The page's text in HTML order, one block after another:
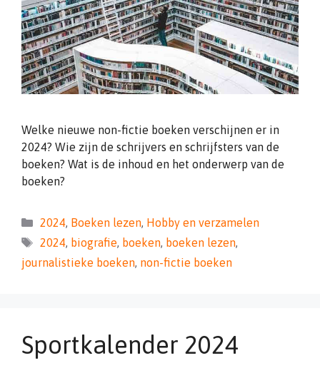
Welke nieuwe non-fictie boeken verschijnen er in
2024? Wie zijn de schrijvers en schrijfsters van de
boeken? Wat is de inhoud en het onderwerp van de
boeken?
Categorieën
2024, Boeken lezen, Hobby en verzamelen
Tags
2024, biografie, boeken, boeken lezen,
journalistieke boeken, non-fictie boeken
Sportkalender 2024